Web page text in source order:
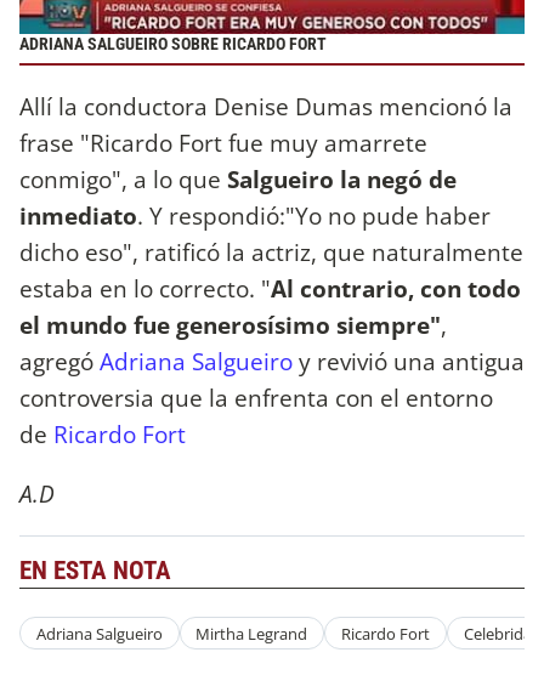
ADRIANA SALGUEIRO SOBRE RICARDO FORT
Allí la conductora Denise Dumas mencionó la
frase "Ricardo Fort fue muy amarrete
conmigo", a lo que Salgueiro la negó de
inmediato. Y respondió:"Yo no pude haber
dicho eso", ratificó la actriz, que naturalmente
estaba en lo correcto. "Al contrario, con todo
el mundo fue generosísimo siempre",
agregóAdriana Salgueiroy revivió una antigua
controversia que la enfrenta con el entorno
de Ricardo Fort
A.D
EN ESTA NOTA
Adriana Salgueiro Mirtha Legrand Ricardo Fort